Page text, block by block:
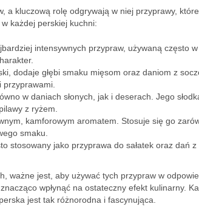
a kluczową rolę odgrywają w niej przyprawy,
każdej perskiej kuchni:
intensywnych przypraw, używaną często
dodaje głębi smaku mięsom oraz daniom z
w daniach słonych, jak i deserach. Jego
z ryżem.
kamforowym aromatem. Stosuje się go
smaku.
stosowany jako przyprawa do sałatek oraz dań
ważne jest, aby używać tych przypraw w
wpłynąć na ostateczny efekt kulinarny.
jest tak różnorodna i fascynująca.